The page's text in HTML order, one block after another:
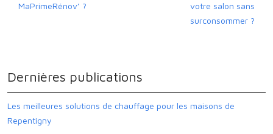
MaPrimeRénov’ ?
votre salon sans
surconsommer ?
Dernières publications
Les meilleures solutions de chauffage pour les maisons de
Repentigny